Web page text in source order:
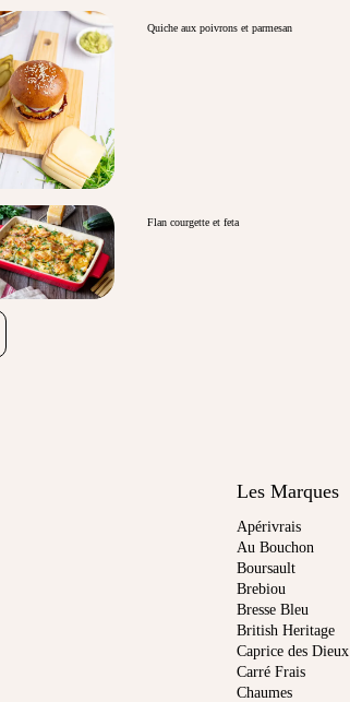
Quiche aux poivrons et parmesan
Flan courgette et feta
Les Marques
Apérivrais
Au Bouchon
Boursault
Brebiou
Bresse Bleu
British Heritage
Caprice des Dieux
Carré Frais
Chaumes